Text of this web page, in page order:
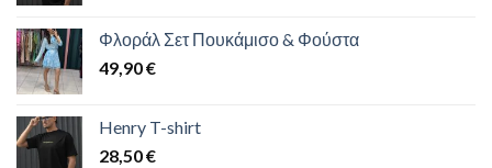
Φλοράλ Σετ Πουκάμισο & Φούστα
49,90€
Henry T-shirt
28,50€